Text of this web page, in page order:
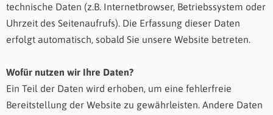
technische Daten (z.B. Internetbrowser, Betriebssystem oder
Uhrzeit des Seitenaufrufs). Die Erfassung dieser Daten
erfolgt automatisch, sobald Sie unsere Website betreten.
Wofür nutzen wir Ihre Daten?
Ein Teil der Daten wird erhoben, um eine fehlerfreie
Bereitstellung der Website zu gewährleisten. Andere Daten